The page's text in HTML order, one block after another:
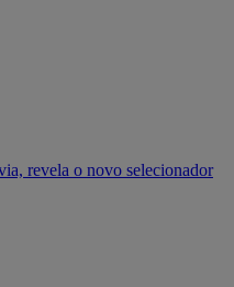
revela o novo selecionador